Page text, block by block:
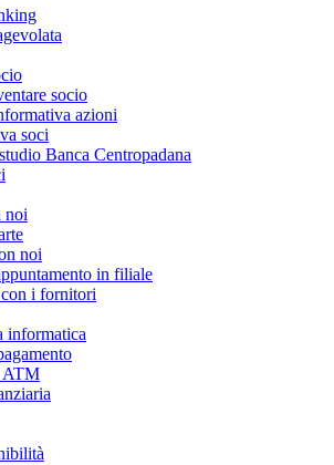
socio
azioni
soci
Banca Centropadana
noi
noi
in filiale
i fornitori
informatica
ATM